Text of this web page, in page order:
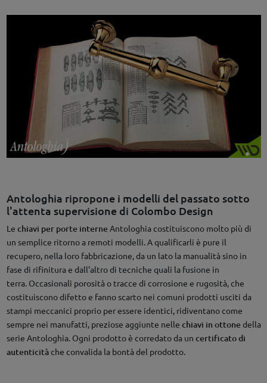
Antologhia ripropone i modelli del passato sotto
l'attenta supervisione di Colombo Design
Le chiavi per porte interneAntologhia costituiscono molto più di
un semplice ritorno a remoti modelli. A qualificarli è pure il
recupero, nella loro fabbricazione, da un lato la manualità sino in
fase di rifinitura e dall'altro di tecniche quali la fusione in
terra. Occasionali porosità o tracce di corrosione e rugosità, che
costituiscono difetto e fanno scarto nei comuni prodotti usciti da
stampi meccanici proprio per essere identici, ridiventano come
sempre nei manufatti, preziose aggiunte nelle chiavi in ottonedella
serie Antologhia. Ogni prodotto è corredato da un certificato di
autenticitàche convalida la bontà del prodotto.